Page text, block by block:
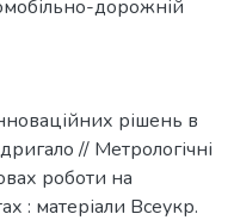
дорожній
рішень в
// Метрологічні
роботи на
: матеріали Всеукр.